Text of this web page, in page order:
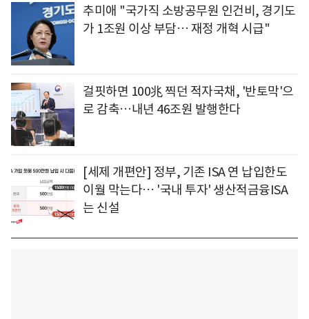
추미애 "국가직 소방공무원 인건비, 경기도
가 1조원 이상 부담… 재정 개혁 시급"
걸핏하면 100兆 찍던 적자국채, '반토막'으
로 감축…내년 46조원 발행한다
[세제 개편안] 정부, 기존 ISA 연 납입한도
이월 막는다… '국내 투자' 생산적금융ISA
는 신설